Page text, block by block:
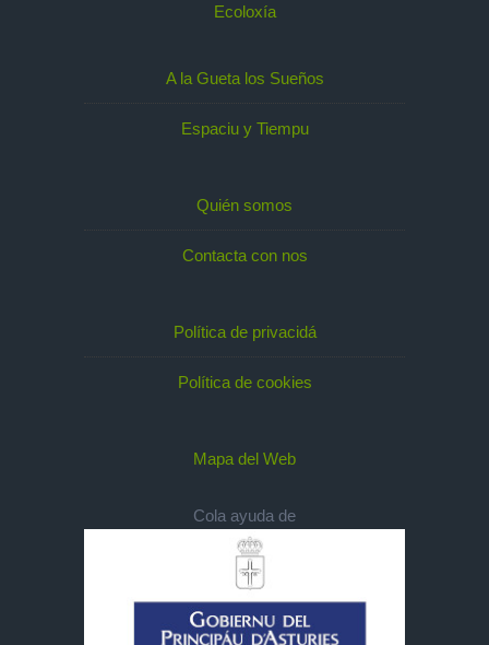
Ecoloxía
A la Gueta los Sueños
Espaciu y Tiempu
Quién somos
Contacta con nos
Política de privacidá
Política de cookies
Mapa del Web
Cola ayuda de